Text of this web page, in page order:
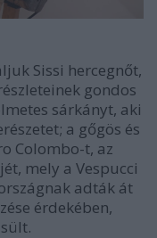
Sissi hercegnőt,
gondos
sárkányt, aki
a gőgös és
Colombo-t, az
mely a Vespucci
adták át
érdekében,